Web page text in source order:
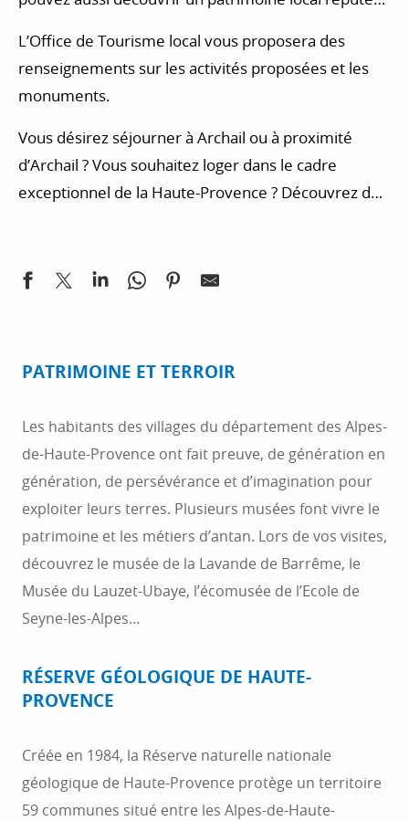
à la vie locale, tout en achetant les produits du
terroir à cuisiner ensuite pour des repas savoureux
partagés avec vos proches.
L’Office de Tourisme local vous proposera des
renseignements sur les activités proposées et les
monuments.
Vous désirez séjourner à Archail ou à proximité
d’Archail ? Vous souhaitez loger dans le cadre
exceptionnel de la Haute-Provence ? Découvrez des
PATRIMOINE ET TERROIR
Les habitants des villages du département des Alpes-
de-Haute-Provence ont fait preuve, de génération en
génération, de persévérance et d’imagination pour
exploiter leurs terres. Plusieurs musées font vivre le
patrimoine et les métiers d’antan. Lors de vos visites,
découvrez le musée de la Lavande de Barrême, le
Musée du Lauzet-Ubaye, l’écomusée de l’Ecole de
Seyne-les-Alpes…
RÉSERVE GÉOLOGIQUE DE HAUTE-
PROVENCE
Créée en 1984, la Réserve naturelle nationale
géologique de Haute-Provence protège un territoire
59 communes situé entre les Alpes-de-Haute-